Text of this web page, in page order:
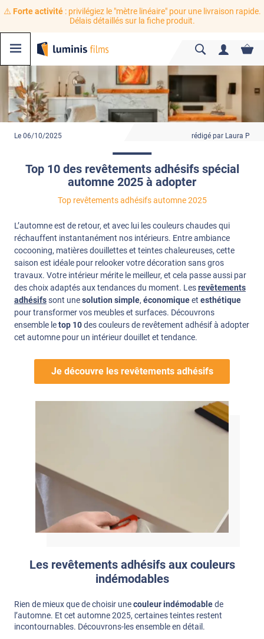
⚠️ Forte activité: privilégiez le "mètre linéaire" pour une livraison rapide.
Délais détaillés sur la fiche produit.
Le 06/10/2025 rédigé par Laura P
Top 10 des revêtements adhésifs spécial
automne 2025 à adopter
Top revêtements adhésifs automne 2025
L’automne est de retour, et avec lui les couleurs chaudes qui
réchauffent instantanément nos intérieurs. Entre ambiance
cocooning, matières douillettes et teintes chaleureuses, cette
saison est idéale pour relooker votre décoration sans gros
travaux. Votre intérieur mérite le meilleur, et cela passe aussi par
des choix adaptés aux tendances du moment. Lesrevêtements
adhésifssont unesolution simple, économiqueet esthétique
pour transformer vos meubles et surfaces. Découvrons
ensemble letop 10des couleurs de revêtement adhésif à adopter
cet automne pour un intérieur douillet et tendance.
Je découvre les revêtements adhésifs
Les revêtements adhésifs aux couleurs
indémodables
Rien de mieux que de choisir unecouleur indémodablede
l’automne. Et cet automne 2025, certaines teintes restent
incontournables. Découvrons-les ensemble en détail.